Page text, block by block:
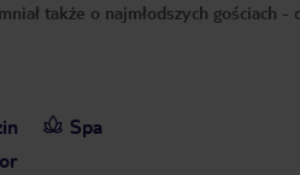
także o najmłodszych gościach -
Spa